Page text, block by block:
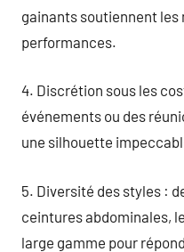
gainants soutiennent
performances.
4. Discrétion sous les
événements ou des
une silhouette
5. Diversité des styles :
ceintures abdominales,
large gamme pour